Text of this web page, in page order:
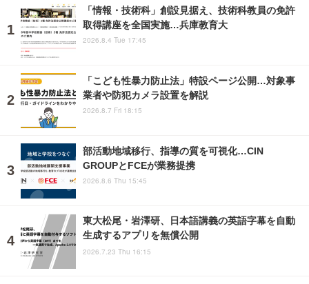
「情報・技術科」創設見据え、技術科教員の免許
取得講座を全国実施…兵庫教育大
2026.8.4 Tue 17:45
「こども性暴力防止法」特設ページ公開…対象事
業者や防犯カメラ設置を解説
2026.8.7 Fri 18:15
部活動地域移行、指導の質を可視化…CIN
GROUPとFCEが業務提携
2026.8.6 Thu 15:45
東大松尾・岩澤研、日本語講義の英語字幕を自動
生成するアプリを無償公開
2026.7.23 Thu 16:15